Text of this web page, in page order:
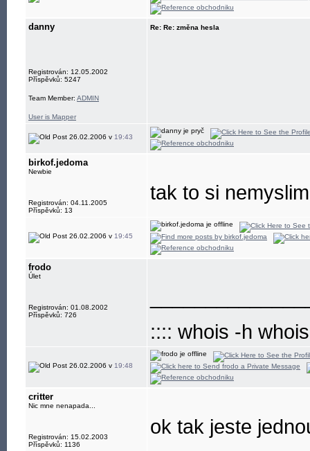
danny
Registrován: 12.05.2002
Příspěvků: 5247
Team Member: ADMIN
User is Mapper
Re: Re: změna hesla
26.02.2006 v 19:43
birkof.jedoma
Newbie
Registrován: 04.11.2005
Příspěvků: 13
tak to si
26.02.2006 v 19:45
frodo
Úlet
Registrován: 01.08.2002
Příspěvků: 726
:::: whois -h
26.02.2006 v 19:48
critter
Nic mne nenapada...
Registrován: 15.02.2003
Příspěvků: 1136
ok tak jeste